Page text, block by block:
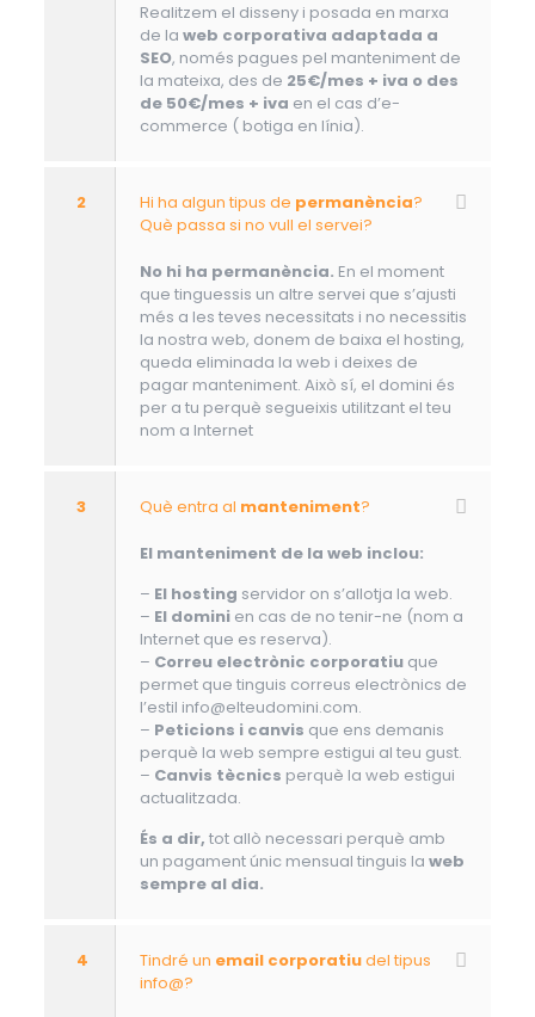
Realitzem el disseny i posada en marxa
de la web corporativa adaptada a
SEO, només pagues pel manteniment de
la mateixa, des de 25€/mes + iva o des
de 50€/mes + iva en el cas d’e-
commerce ( botiga en línia).
2 Hi ha algun tipus de permanència?
Què passa si no vull el servei?
No hi ha permanència. En el moment
que tinguessis un altre servei que s’ajusti
més a les teves necessitats i no necessitis
la nostra web, donem de baixa el hosting,
queda eliminada la web i deixes de
pagar manteniment. Això sí, el domini és
per a tu perquè segueixis utilitzant el teu
nom a Internet
3 Què entra al manteniment?
El manteniment de la web inclou:
– El hosting servidor on s’allotja la web.
– El dominien cas de no tenir-ne (nom a
Internet que es reserva).
– Correu electrònic corporatiuque
permet que tinguis correus electrònics de
l’estil info@elteudomini.com.
– Peticions i canvis que ens demanis
perquè la web sempre estigui al teu gust.
– Canvis tècnics perquè la web estigui
actualitzada.
És a dir, tot allò necessari perquè amb
un pagament únic mensual tinguis la web
sempre al dia.
4 Tindré un email corporatiudel tipus
info@?